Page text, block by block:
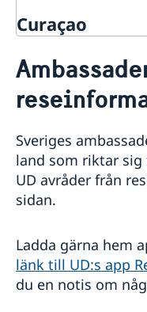
Curaçao
Hjälp till svenskar i
Rösta i Curaçao
Akut hjälp
Anmäl din
Reseinformation
Aktuella händelser
Allmänna
Terrorism
Naturförhållanden
Hälso- och sjukvård
Lokala lagar och
Kriminalitet och
Trafiksäkerhet
Sveriges
land som riktar sig
UD avråder från
sidan.
Ladda gärna hem
länk till UD:s app
du en notis om